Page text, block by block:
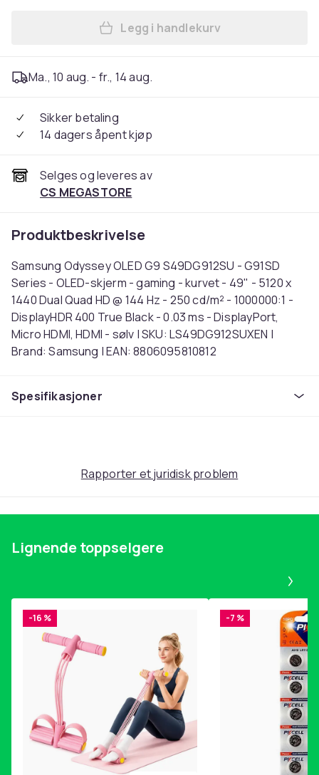
Legg Samsung Odyssey
Legg i handlekurv
Ma., 10 aug. - fr., 14 aug.
Sikker betaling
14 dagers åpent kjøp
Selges og leveres av
CS MEGASTORE
Produktbeskrivelse
Samsung Odyssey OLED G9 S49DG912SU - G91SD
Series - OLED-skjerm - gaming - kurvet - 49" - 5120 x
1440 Dual Quad HD @ 144 Hz - 250 cd/m² - 1000000:1 -
DisplayHDR 400 True Black - 0.03 ms - DisplayPort,
Micro HDMI, HDMI - sølv | SKU: LS49DG912SUXEN |
Brand: Samsung | EAN: 8806095810812
Sølv
OLED
Artikkel nr.
0e5e3865-1278-5448-9450-e0abdbfb0c41
Produktsikkerhetsinformasjon
Spesifikasjoner
Rapporter et juridisk problem
Lignende toppselgere
-16 % -7 %